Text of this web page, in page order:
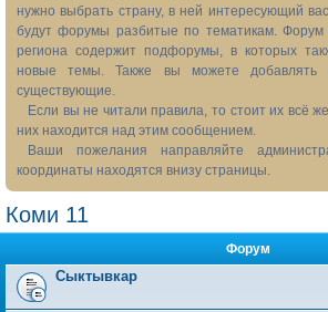
нужно выбрать страну, в ней интересующий
будут форумы разбитые по тематикам. Форум
региона содержит подфорумы, в которых
новые темы. Также вы можете
существующие.
Если вы не читали правила, то стоит их всё
них находится над этим сообщением.
Ваши пожелания направляйте
координаты находятся внизу страницы.
Коми 11
Форум
Сыктывкар